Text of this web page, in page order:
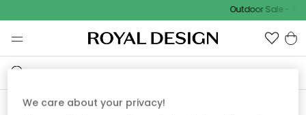
Outdoor Sale -
We care about your privacy!